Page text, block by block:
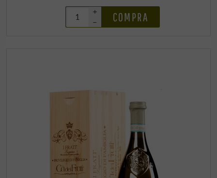
+
–
COMPRA